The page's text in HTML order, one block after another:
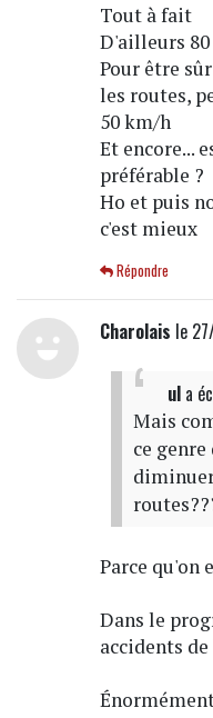
Tout à fait
D'ailleurs
Pour être
les routes,
50 km/h
Et encore...
préférable ?
Ho et puis
c'est mieux
Répondre
Charolais le
ula
Mais
ce
Parce qu'on
Dans le
accidents